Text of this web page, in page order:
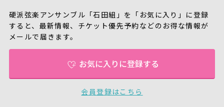
硬派弦楽アンサンブル「石田組」を「お気に入り」に登録
すると、 最新情報、チケット優先予約などのお得な情報が
メールで届きます。
お気に入りに登録する
会員登録はこちら